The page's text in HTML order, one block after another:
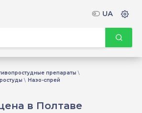
препараты
Назо-спрей
в Полтаве
UA